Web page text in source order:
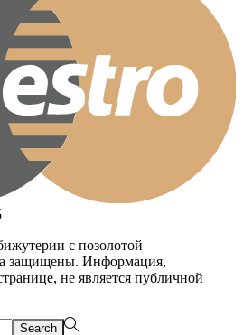
с позолотой
защищены. Информация,
не является публичной
Search